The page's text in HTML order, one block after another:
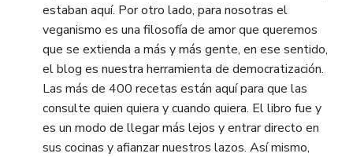
estaban aquí. Por otro lado, para nosotras el
veganismo es una filosofía de amor que queremos
que se extienda a más y más gente, en ese sentido,
el blog es nuestra herramienta de democratización.
Las más de 400 recetas están aquí para que las
consulte quien quiera y cuando quiera. El libro fue y
es un modo de llegar más lejos y entrar directo en
sus cocinas y afianzar nuestros lazos. Así mismo,